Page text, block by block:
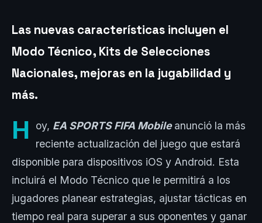
Las nuevas características incluyen el
Modo Técnico, Kits de Selecciones
Nacionales, mejoras en la jugabilidad y
más.
H oy, EA SPORTS FIFA Mobileanunció la más
reciente actualización del juego que estará
disponible para dispositivos iOS y Android. Esta
incluirá el Modo Técnico que le permitirá a los
jugadores planear estrategias, ajustar tácticas en
tiempo real para superar a sus oponentes y ganar